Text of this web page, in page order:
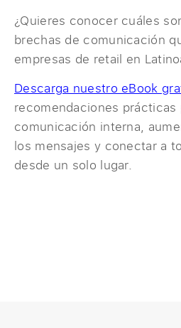
¿Quieres conocer cuáles
brechas de comunicación
empresas de retail en
Descarga nuestro eBook
recomendaciones prácticas
comunicación interna,
los mensajes y conectar a
desde un solo lugar.